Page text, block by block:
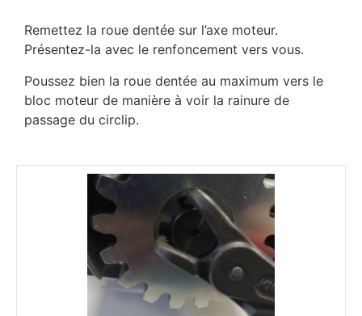
Remettez la roue dentée sur l’axe moteur.
Présentez-la avec le renfoncement vers vous.
Poussez bien la roue dentée au maximum vers le
bloc moteur de manière à voir la rainure de
passage du circlip.